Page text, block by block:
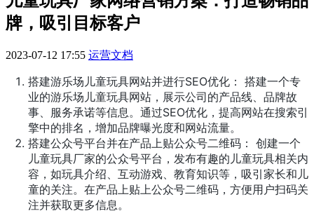
牌，吸引目标客户
2023-07-12 17:55 运营文档
搭建游乐场儿童玩具网站并进行SEO优化： 搭建一个专
业的游乐场儿童玩具网站，展示公司的产品线、品牌故
事、服务承诺等信息。通过SEO优化，提高网站在搜索引
擎中的排名，增加品牌曝光度和网站流量。
搭建公众号平台并在产品上贴公众号二维码： 创建一个
儿童玩具厂家的公众号平台，发布有趣的儿童玩具相关内
容，如玩具介绍、互动游戏、教育知识等，吸引家长和儿
童的关注。在产品上贴上公众号二维码，方便用户扫码关
注并获取更多信息。